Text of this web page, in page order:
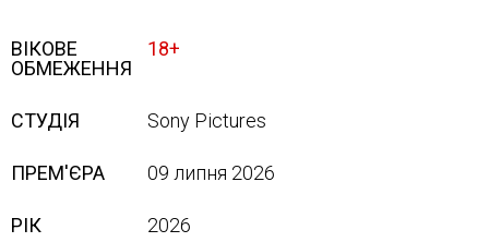
ВІКОВЕ
ОБМЕЖЕННЯ
18+
СТУДІЯ Sony Pictures
ПРЕМ'ЄРА 09 липня 2026
РІК 2026